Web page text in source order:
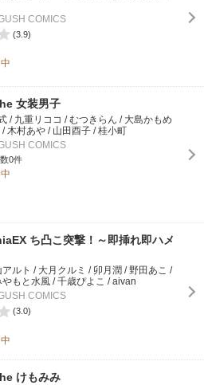
COMICS
(3.9)
女装男子
/ 九重リココ / むつきらん / 大島かもめ
木村あや / 山田酉子 / 桂小町
COMICS
0件
ち凸こ突撃！～即挿れ即ハメ
ルト / 大月クルミ / 卯月潤 / 野田あこ /
もと水風 / 千歳ぴよこ / aivan
COMICS
(3.0)
けもみみ